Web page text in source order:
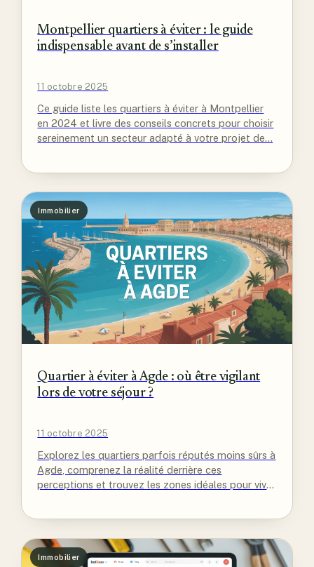
Montpellier quartiers à éviter : le guide
indispensable avant de s’installer
11 octobre 2025
Ce guide liste les quartiers à éviter à Montpellier
en 2024 et livre des conseils concrets pour choisir
sereinement un secteur adapté à votre projet de…
Immobilier
Quartier à éviter à Agde : où être vigilant
lors de votre séjour ?
11 octobre 2025
Explorez les quartiers parfois réputés moins sûrs à
Agde, comprenez la réalité derrière ces
perceptions et trouvez les zones idéales pour vivre
Immobilier